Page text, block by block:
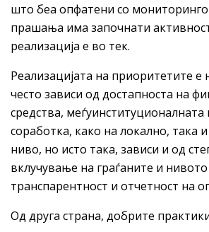
што беа опфатени со
прашања има започнати
реализација е во тек.
Реализацијата на приоритетите
често зависи од достапноста на
средства,
соработка, како на локално, така
ниво, но исто така, зависи и од
вклучување на граѓаните и
транспарентност и отчетност на
Од друга страна, добрите